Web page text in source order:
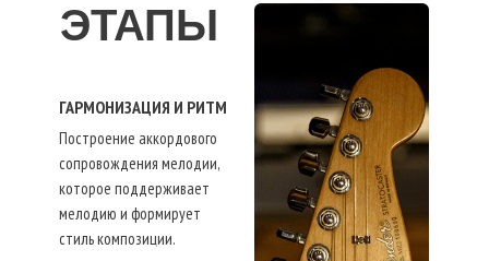
ЭТАПЫ
Построение аккордового
сопровождения мелодии,
которое поддерживает
мелодию и формирует
стиль композиции.
ГАРМОНИЗАЦИЯ И РИТМ